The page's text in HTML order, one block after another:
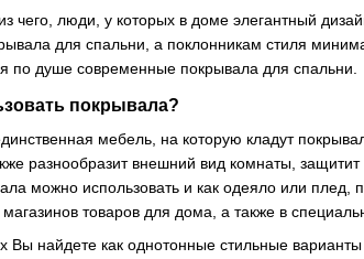
чего, люди, у которых в доме элегантный
для спальни, а поклонникам стиля
по душе современные покрывала для спальни.
покрывала?
мебель, на которую кладут
разнообразит внешний вид комнаты,
можно использовать и как одеяло или
товаров для дома, а также в
Вы найдете как однотонные стильные